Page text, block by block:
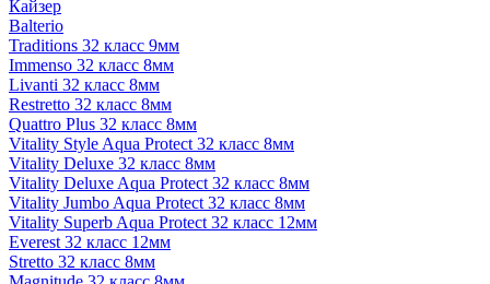
Кайзер
Balterio
Traditions 32 класс 9мм
Immenso 32 класс 8мм
Livanti 32 класс 8мм
Restretto 32 класс 8мм
Quattro Plus 32 класс 8мм
Vitality Style Aqua Protect 32 класс 8мм
Vitality Deluxe 32 класс 8мм
Vitality Deluxe Aqua Protect 32 класс 8мм
Vitality Jumbo Aqua Protect 32 класс 8мм
Vitality Superb Aqua Protect 32 класс 12мм
Everest 32 класс 12мм
Stretto 32 класс 8мм